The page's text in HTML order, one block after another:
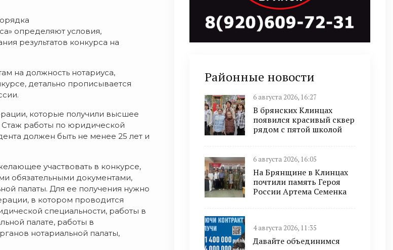
определяют условия,
результатов конкурса на
на должность нотариуса,
детально прописывается
которые получили высшее
работы по юридической
должен быть не менее 25 лет и
участвовать в конкурсе,
обязательными документами,
палаты. Для ее получения нужно
в котором проводится
специальности, работы в
палате, работы в
нотариальной палаты,
Районные новости
6 августа 2026, 16:27
В брянских Клинцах
появился красивый сквер
рядом с пятой школой
6 августа 2026, 16:05
На Брянщине в Клинцах
почтили память Героя
России Артема Семенка
4 августа 2026, 11:35
Давайте объединимся